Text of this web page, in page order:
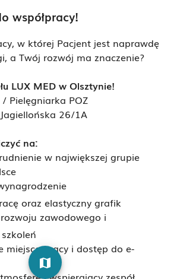
współpracy!
w której Pacjent jest naprawdę
a Twój rozwój ma znaczenie?
LUX MED w Olsztynie!
Pielęgniarka POZ
26/1A
na:
w największej grupie
oraz elastyczny grafik
zawodowego i
miejsce pracy i dostęp do e-
map